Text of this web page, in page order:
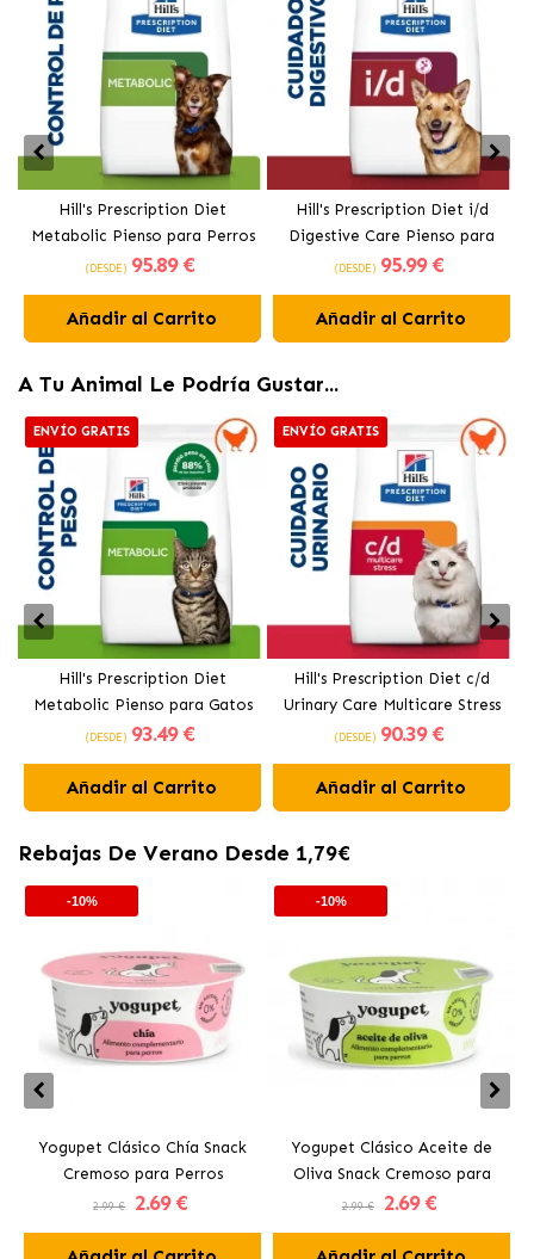
Hill's Prescription Diet
Metabolic Pienso para Perros
con Pollo
(DESDE) 95.89 €
Añadir al Carrito
Hill's Prescription Diet i/d
Digestive Care Pienso para
Perros con Pollo
(DESDE) 95.99 €
Añadir al Carrito
A Tu Animal Le Podría Gustar...
ENVÍO GRATIS
Hill's Prescription Diet
Metabolic Pienso para Gatos
con Pollo
(DESDE) 93.49 €
Añadir al Carrito
ENVÍO GRATIS
Hill's Prescription Diet c/d
Urinary Care Multicare Stress
Pienso para Gatos con Pollo
(DESDE) 90.39 €
Añadir al Carrito
Rebajas De Verano Desde 1,79€
-10%
Yogupet Clásico Chía Snack
Cremoso para Perros
2.99 € 2.69 €
-10%
Yogupet Clásico Aceite de
Oliva Snack Cremoso para
Perros
2.99 € 2.69 €